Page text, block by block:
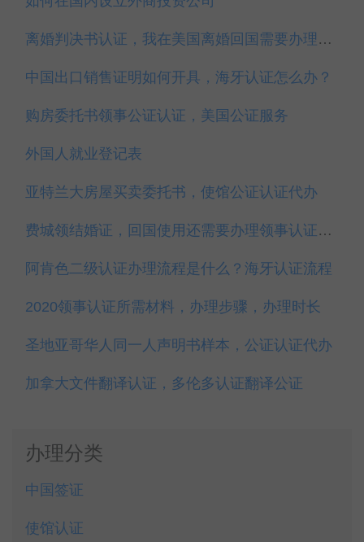
离婚判决书认证，我在美国离婚回国需要办理领事认证吗？
中国出口销售证明如何开具，海牙认证怎么办？
购房委托书领事公证认证，美国公证服务
外国人就业登记表
亚特兰大房屋买卖委托书，使馆公证认证代办
费城领结婚证，回国使用还需要办理领事认证吗？
阿肯色二级认证办理流程是什么？海牙认证流程
2020领事认证所需材料，办理步骤，办理时长
圣地亚哥华人同一人声明书样本，公证认证代办
加拿大文件翻译认证，多伦多认证翻译公证
办理分类
中国签证
使馆认证